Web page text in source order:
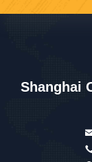
Shanghai